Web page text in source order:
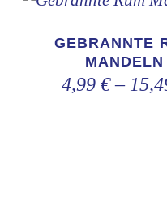
weist
GEBRANNTE
MANDELN
4,99 €–